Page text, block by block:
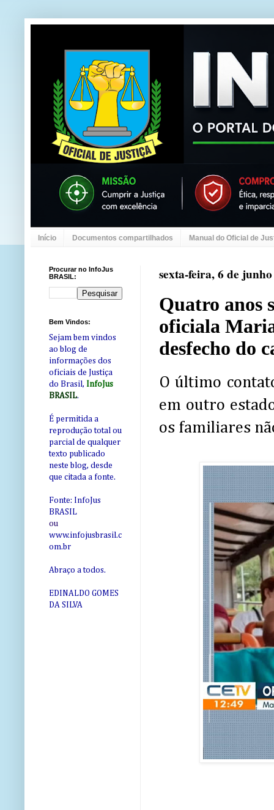
Início Documentos compartilhados Manual do Oficial de
sexta-feira, 6 de
Quatro anos
oficiala
desfecho do
O último
em outro
os familiares
Procurar no InfoJus
BRASIL:
Bem Vindos:
Sejam bem vindos
ao blog de
informações dos
oficiais de Justiça
do Brasil, InfoJus
BRASIL.
É permitida a
reprodução total ou
parcial de qualquer
texto publicado
neste blog, desde
que citada a fonte.
Fonte: InfoJus
BRASIL
ou
www.infojusbrasil.c
om.br
Abraço a todos.
EDINALDO GOMES
DA SILVA